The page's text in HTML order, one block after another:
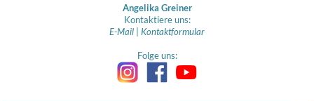
Angelika Greiner
Kontaktiere uns:
E-Mail
Kontaktformular
Folge uns: